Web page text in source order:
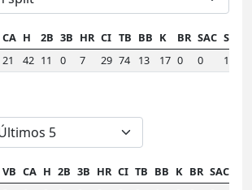
CA H 2B 3B HR CI TB BB K BR SAC SF
21 42 11 0 7 29 74 13 17 0 0 1
VB CA H 2B 3B HR CI TB BB K BR SAC